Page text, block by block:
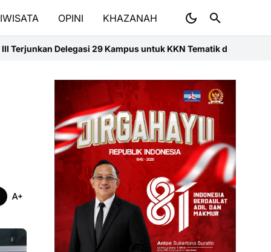
OPINI KHAZANAH
29 Kampus untuk KKN Tematik di SumbarMedan Jadi